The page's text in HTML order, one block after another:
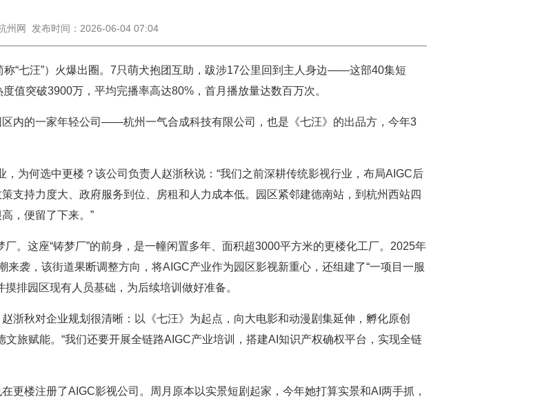
州网 发布时间：2026-06-04 07:04
“七汪”）火爆出圈。7只萌犬抱团互助，跋涉17公里回到主人身边——这部40集短
值突破3900万，平均完播率高达80%，首月播放量达数百万次。
内的一家年轻公司——杭州一气合成科技有限公司，也是《七汪》的出品方，今年3
为何选中更楼？该公司负责人赵浙秋说：“我们之前深耕传统影视行业，布局AIGC后
支持力度大、政府服务到位、房租和人力成本低。园区紧邻建德南站，到杭州西站四
，便留了下来。”
。这座“铸梦厂”的前身，是一幢闲置多年、面积超3000平方米的更楼化工厂。2025年
来袭，该街道果断调整方向，将AIGC产业作为园区影视新重心，还组建了“一项目一服
排园区现有人员基础，为后续培训做好准备。
浙秋对企业规划很清晰：以《七汪》为起点，向大电影和动漫剧集延伸，孵化原创
旅赋能。“我们还要开展全链路AIGC产业培训，搭建AI知识产权确权平台，实现全链
更楼注册了AIGC影视公司。周月原本以实景短剧起家，今年她打算实景和AI两手抓，